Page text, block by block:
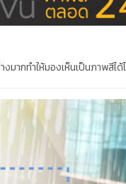
ากทำให้มองเห็นเป็นภาพสีได้